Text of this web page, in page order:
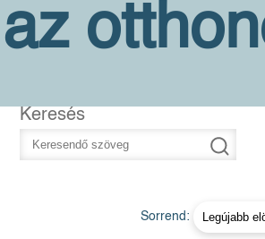
az
Keresés
Sorrend: